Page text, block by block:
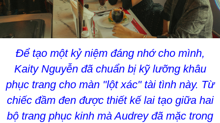
Để tạo một kỷ niệm đáng nhớ cho mình,
Kaity Nguyễn đã chuẩn bị kỹ lưỡng khâu
phục trang cho màn "lột xác" tài tình này. Từ
chiếc đầm đen được thiết kế lai tạo giữa hai
bộ trang phục kinh mà Audrey đã mặc trong